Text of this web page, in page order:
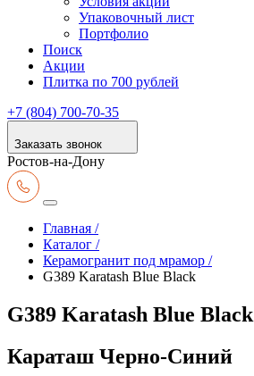
Упаковочный лист
Портфолио
Поиск
Акции
Плитка по 700 рублей
+7 (804) 700-70-35
Заказать звонок
Ростов-на-Дону
Главная /
Каталог /
Керамогранит под мрамор /
G389 Karatash Blue Black
G389 Karatash Blue Black
Караташ Черно-Синий